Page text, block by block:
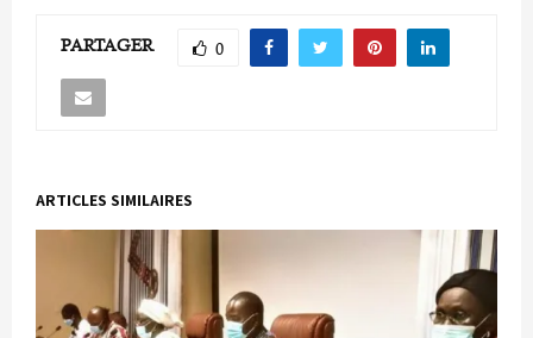
PARTAGER 0
ARTICLES SIMILAIRES